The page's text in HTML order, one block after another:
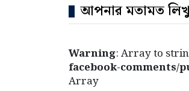
আপনার মতামত
Warning: Array to
facebook-comments/
Array